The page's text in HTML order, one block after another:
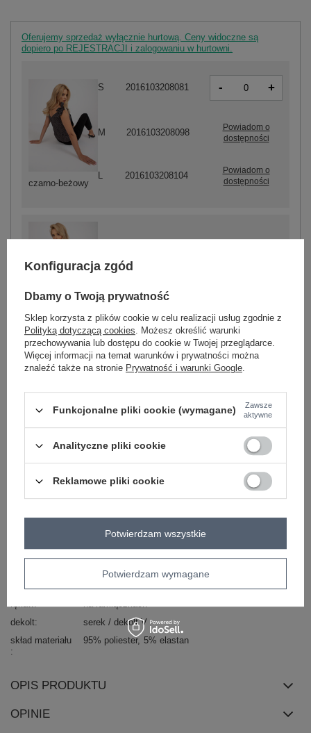
Oferujemy sprzedaż wyłącznie hurtową. Ceny widoczne są
dopiero po REJESTRACJI i zalogowaniu w hurtowni.
czarno-beżowy
S 2016103208081 - +
M 2016103208098
Powiadom o
dostępności
2016103208104
Powiadom o
dostępności
beżowy
S 2016103208050
ZALOGUJ SIĘ I ZOBACZ CENĘ
Masz pytanie? Chętnie pomożemy.
nadruk
materiał
poliester
długość
standardowa
rękaw
na ramiączkach
dekolt
serek / dekolt V
skład materiału
95% poliester 5% elastan
OPIS PRODUKTU
OPINIE
Konfiguracja zgód
Dbamy o Twoją prywatność
Sklep korzysta z plików cookie w celu realizacji usług zgodnie z
Polityką dotyczącą cookies. Możesz określić warunki
przechowywania lub dostępu do cookie w Twojej przeglądarce.
Więcej informacji na temat warunków i prywatności można
znaleźć także na stronie Prywatność i warunki Google.
Funkcjonalne pliki cookie (wymagane)
Zawsze
aktywne
Analityczne pliki cookie
Reklamowe pliki cookie
Potwierdzam wymagane
Potwierdzam wszystkie